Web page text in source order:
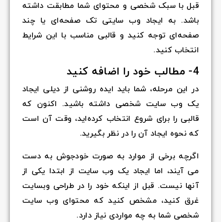
قبل با سبک شخصی و محتوای شما مطابقت داشته
باشد. به ایجاد وب سایتی تک صفحه‌ای یا چند
صفحه‌ای توجه کنید و قالبی مناسب با این شرایط
انتخاب کنید.
4- مطالب خود را اضافه کنید
در این مرحله، شما باید ایده روشنی از دیلی ایجاد
یک وب سایت شخصی داشته باشید. اکنون که
قالبی را برای شروع انتخاب کرده‌اید، وقت آن است
که نحوه ایجاد آن را در نظر بگیرید.
اگرچه برخی از موارد به صورت خودجوش به دست
می آیند، اما ایجاد یک وب سایت از ابتدا یکی از
آنها نیست. قبل از اینکه خود را در طراحی وبسایت
غرق کنید، مشخص کنید که محتوای وب سایت
شخصی شما به چه مواردی نیاز دارد.